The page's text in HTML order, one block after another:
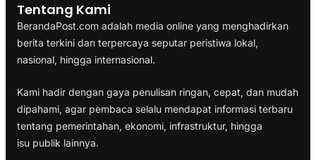
Tentang Kami
BerandaPost.com adalah media online yang menghadirkan
berita terkini dan terpercaya seputar peristiwa lokal,
nasional, hingga internasional.
Kami hadir dengan gaya penulisan ringan, cepat, dan mudah
dipahami, agar pembaca selalu mendapat informasi terbaru
tentang pemerintahan, ekonomi, infrastruktur, hingga
isu publik lainnya.